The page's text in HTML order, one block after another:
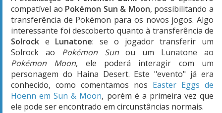
compatível ao Pokémon Sun & Moon, possibilitando a
transferência de Pokémon para os novos jogos. Algo
interessante foi descoberto quanto à transferência de
Solrock e Lunatone: se o jogador transferir um
Solrock ao Pokémon Sunou um Lunatone ao
Pokémon Moon, ele poderá interagir com um
personagem do Haina Desert. Este "evento" já era
conhecido, como comentamos nos Easter Eggs de
Hoenn em Sun & Moon, porém é a primeira vez que
ele pode ser encontrado em circunstâncias normais.